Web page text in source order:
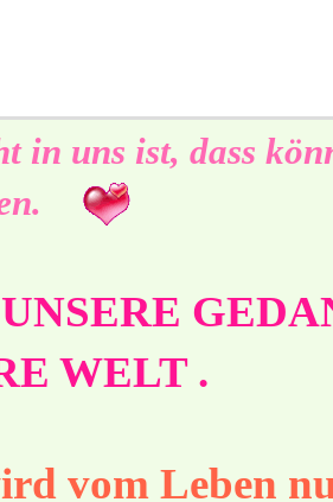
in uns ist, dass
WELT .
vom Leben